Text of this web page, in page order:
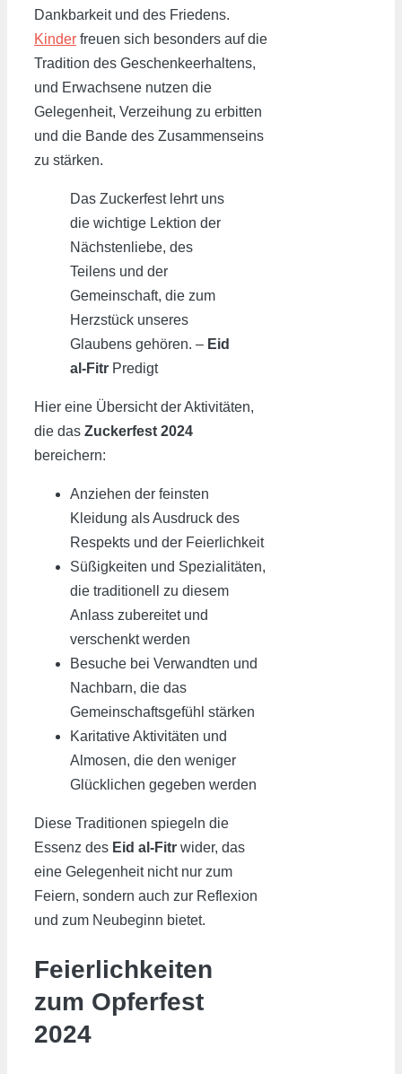
Dankbarkeit und des Friedens.
Kinder freuen sich besonders auf die
Tradition des Geschenkeerhaltens,
und Erwachsene nutzen die
Gelegenheit, Verzeihung zu erbitten
und die Bande des Zusammenseins
zu stärken.
Das Zuckerfest lehrt uns
die wichtige Lektion der
Nächstenliebe, des
Teilens und der
Gemeinschaft, die zum
Herzstück unseres
Glaubens gehören. – Eid
al-Fitr Predigt
Hier eine Übersicht der Aktivitäten,
die das Zuckerfest 2024
bereichern:
Anziehen der feinsten
Kleidung als Ausdruck des
Respekts und der Feierlichkeit
Süßigkeiten und Spezialitäten,
die traditionell zu diesem
Anlass zubereitet und
verschenkt werden
Besuche bei Verwandten und
Nachbarn, die das
Gemeinschaftsgefühl stärken
Karitative Aktivitäten und
Almosen, die den weniger
Glücklichen gegeben werden
Diese Traditionen spiegeln die
Essenz des Eid al-Fitr wider, das
eine Gelegenheit nicht nur zum
Feiern, sondern auch zur Reflexion
und zum Neubeginn bietet.
Feierlichkeiten
zum Opferfest
2024